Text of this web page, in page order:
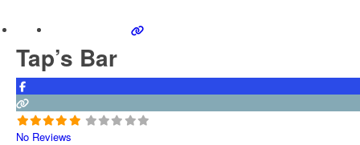
Tap’s Bar
No Reviews